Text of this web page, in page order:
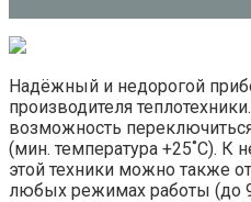
Надёжный и недорогой
производителя
возможность
(мин. температура +25˚С). К
этой техники можно также
любых режимах работы (до